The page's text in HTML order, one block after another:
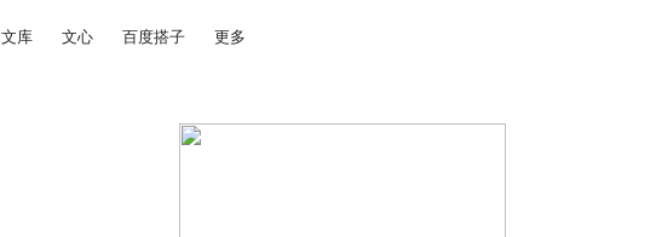
文库 文心 百度搭子 更多